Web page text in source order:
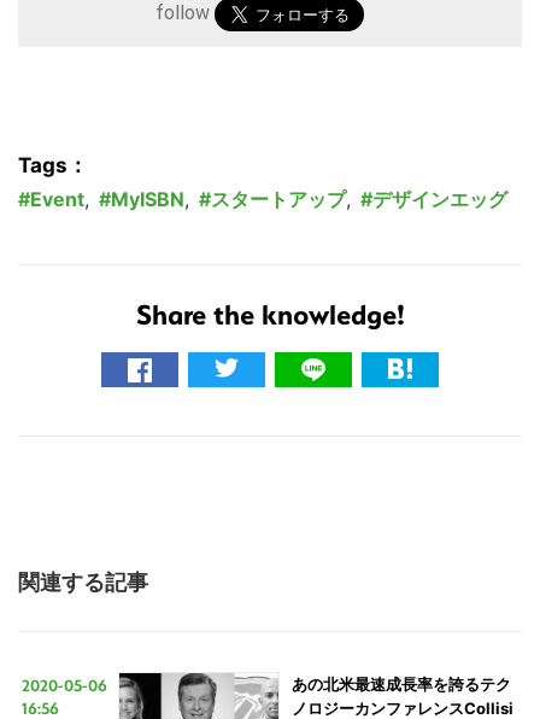
follow
Tags：
Event, MyISBN, スタートアップ, デザインエッグ
Share the knowledge!
関連する記事
2020-05-06
16:56
あの北米最速成長率を誇るテク
ノロジーカンファレンスCollisi